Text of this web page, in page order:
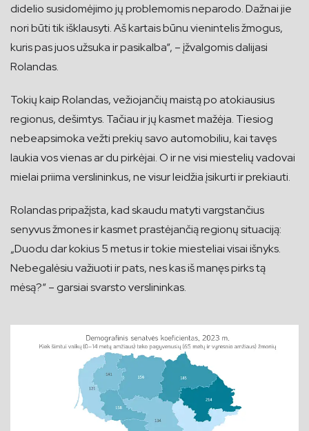
didelio susidomėjimo jų problemomis neparodo. Dažnai jie
nori būti tik išklausyti. Aš kartais būnu vienintelis žmogus,
kuris pas juos užsuka ir pasikalba“, – įžvalgomis dalijasi
Rolandas.
Tokių kaip Rolandas, vežiojančių maistą po atokiausius
regionus, dešimtys. Tačiau ir jų kasmet mažėja. Tiesiog
nebeapsimoka vežti prekių savo automobiliu, kai tavęs
laukia vos vienas ar du pirkėjai. O ir ne visi miestelių vadovai
mielai priima verslininkus, ne visur leidžia įsikurti ir prekiauti.
Rolandas pripažįsta, kad skaudu matyti vargstančius
senyvus žmones ir kasmet prastėjančią regionų situaciją:
„Duodu dar kokius 5 metus ir tokie miesteliai visai išnyks.
Nebegalėsiu važiuoti ir pats, nes kas iš manęs pirks tą
mėsą?“ – garsiai svarsto verslininkas.